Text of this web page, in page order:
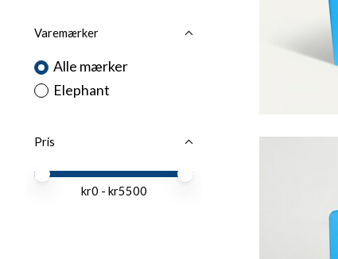
Varemærker
Alle mærker
Elephant
Pris
Price minimum value
Price maximum value
kr0 - kr5500